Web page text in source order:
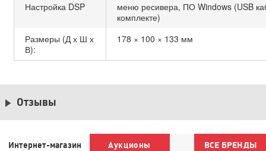
Настройка DSP
меню ресивера, ПО Windows (USB
комплекте)
Размеры (Д х Ш х
В):
178 × 100 × 133 мм
Отзывы
Интернет-магазин Аукционы ВСЕ БРЕНДЫ